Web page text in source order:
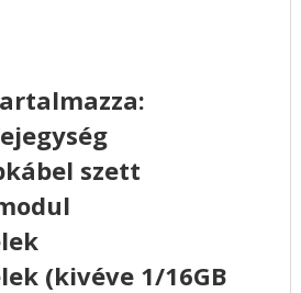
szett
(kivéve 1/16GB